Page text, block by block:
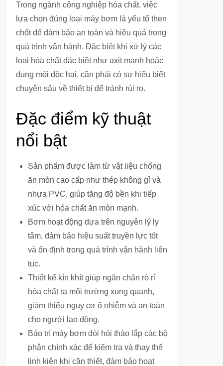
Trong ngành công nghiệp hóa chất, việc
lựa chọn đúng loại máy bơm là yếu tố then
chốt để đảm bảo an toàn và hiệu quả trong
quá trình vận hành. Đặc biệt khi xử lý các
loại hóa chất đặc biệt như axit mạnh hoặc
dung môi độc hại, cần phải có sự hiểu biết
chuyên sâu về thiết bị để tránh rủi ro.
Đặc điểm kỹ thuật
nổi bật
Sản phẩm được làm từ vật liệu chống
ăn mòn cao cấp như thép không gỉ và
nhựa PVC, giúp tăng độ bền khi tiếp
xúc với hóa chất ăn mòn mạnh.
Bơm hoạt động dựa trên nguyên lý ly
tâm, đảm bảo hiệu suất truyền lực tốt
và ổn định trong quá trình vận hành liên
tục.
Thiết kế kín khít giúp ngăn chặn rò rỉ
hóa chất ra môi trường xung quanh,
giảm thiểu nguy cơ ô nhiễm và an toàn
cho người lao động.
Bảo trì máy bơm đòi hỏi tháo lắp các bộ
phận chính xác để kiểm tra và thay thế
linh kiện khi cần thiết, đảm bảo hoạt